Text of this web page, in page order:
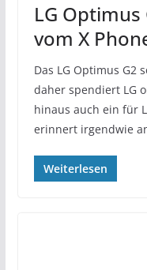
LG
vom X
Das LG Optimus G2
daher spendiert LG
hinaus auch ein für
erinnert irgendwie
Weiterlesen